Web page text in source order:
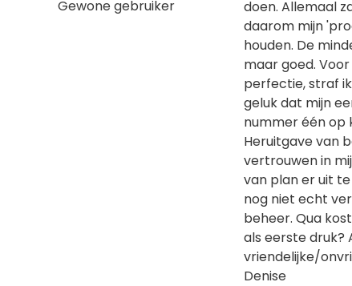
Gewone gebruiker
doen. Allemaal
daarom mijn
houden. De
maar goed.
perfectie, straf
geluk dat mijn
nummer één op
Heruitgave van
vertrouwen in
van plan er uit
nog niet echt
beheer. Qua
als eerste druk?
vriendelijke/
Denise